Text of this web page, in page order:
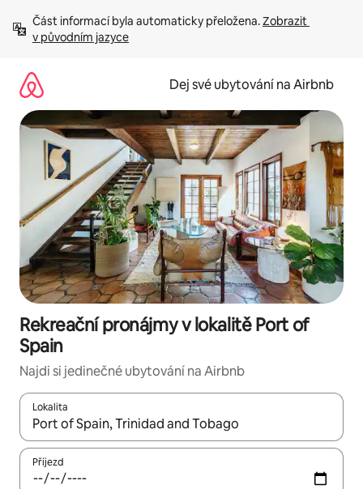
obsah
Část informací byla automaticky přeložena. Zobrazit
v původním jazyce
Dej své ubytování na Airbnb
Rekreační pronájmy v lokalitě Port of
Spain
Najdi si jedinečné ubytování na Airbnb
Lokalita
Až budou výsledky k dispozici, můžeš si je procházet pomocí
Příjezd